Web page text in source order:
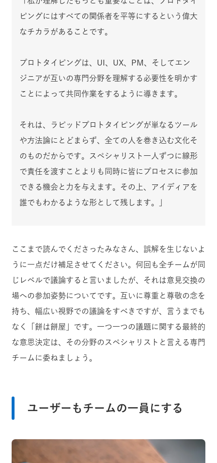
ピングにはすべての関係者を平等にするという偉大
なチカラがあることです。
プロトタイピングは、UI、UX、PM、そしてエン
ジニアが互いの専門分野を理解する必要性を明かす
ことによって共同作業をするように導きます。
それは、ラピッドプロトタイピングが単なるツール
や方法論にとどまらず、全ての人を巻き込む文化そ
のものだからです。スペシャリスト一人ずつに線形
で責任を渡すことよりも同時に皆にプロセスに参加
できる機会と力を与えます。その上、アイディアを
誰でもわかるような形として残します。」
ここまで読んでくださったみなさん、誤解を生じないよ
うに一点だけ補足させてください。何回も全チームが同
じレベルで議論すると言いましたが、それは意見交換の
場への参加姿勢についてです。互いに尊重と尊敬の念を
持ち、幅広い視野での議論をすべきですが、言うまでも
なく「餅は餅屋」です。一つ一つの議題に関する最終的
な意思決定は、その分野のスペシャリストと言える専門
チームに委ねましょう。
ユーザーもチームの一員にする